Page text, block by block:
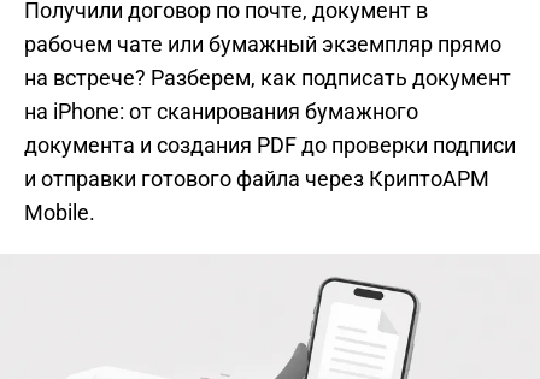
Получили договор по почте, документ в
рабочем чате или бумажный экземпляр прямо
на встрече? Разберем, как подписать документ
на iPhone: от сканирования бумажного
документа и создания PDF до проверки подписи
и отправки готового файла через КриптоАРМ
Mobile.